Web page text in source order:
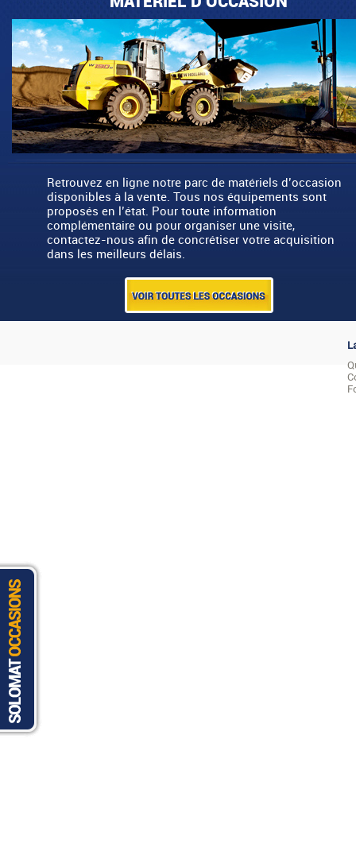
Retrouvez en ligne notre parc de matériels d’occasion
disponibles à la vente. Tous nos équipements sont
proposés en l’état. Pour toute information
complémentaire ou pour organiser une visite,
contactez-nous afin de concrétiser votre acquisition
dans les meilleurs délais.